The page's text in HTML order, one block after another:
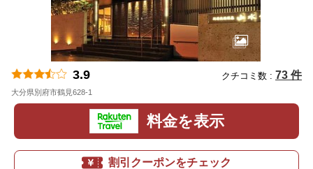
3.9 クチコミ数 : 73 件
大分県別府市鶴見628-1
料金を表示
割引クーポンをチェック